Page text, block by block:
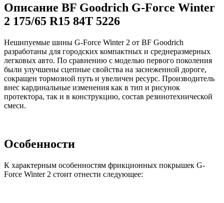
Описание BF Goodrich G-Force Winter
2 175/65 R15 84T 5226
Нешипуемые шины G-Force Winter 2 от BF Goodrich
разработаны для городских компактных и среднеразмерных
легковых авто. По сравнению с моделью первого поколения
были улучшены сцепные свойства на заснеженной дороге,
сокращен тормозной путь и увеличен ресурс. Производитель
внес кардинальные изменения как в тип и рисунок
протектора, так и в конструкцию, состав резинотехнической
смеси.
Особенности
К характерным особенностям фрикционных покрышек G-
Force Winter 2 стоит отнести следующее: